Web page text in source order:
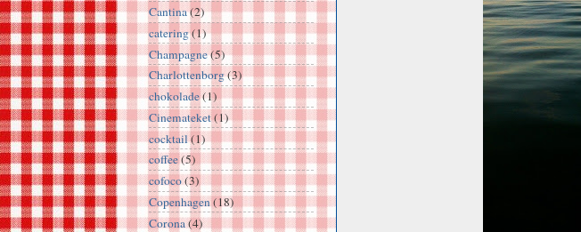
Cantina(2)
catering(1)
Champagne(5)
Charlottenborg(3)
chokolade(1)
Cinemateket(1)
cocktail(1)
coffee(5)
cofoco(3)
Copenhagen(18)
Corona(4)